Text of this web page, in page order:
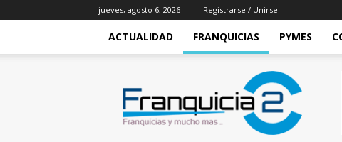
jueves, agosto 6, 2026 Registrarse / Unirse
ACTUALIDAD FRANQUICIAS PYMES